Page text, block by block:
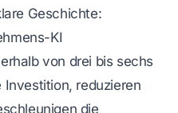
Geschichte:
KI
von drei bis sechs
Investition, reduzieren
die